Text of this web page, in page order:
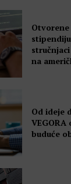
na
Od ideje
buduće